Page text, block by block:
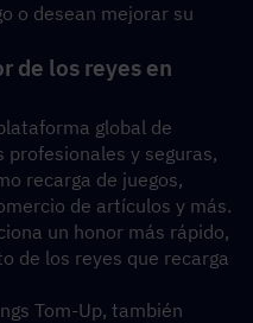
o desean mejorar su
de los reyes en
global de
y seguras,
recarga de juegos,
de artículos y más.
un honor más rápido,
de los reyes que recarga
Tom-Up, también